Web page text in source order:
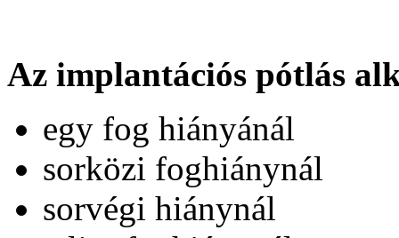
Az implantációs pótlás
egy fog hiányánál
sorközi foghiánynál
sorvégi hiánynál